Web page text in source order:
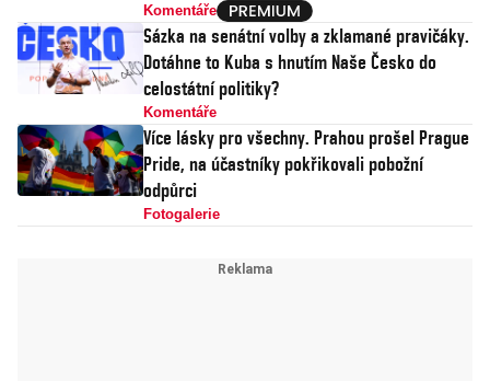
Komentáře
Sázka na senátní volby a zklamané pravičáky.
Dotáhne to Kuba s hnutím Naše Česko do
celostátní politiky?
Komentáře
Více lásky pro všechny. Prahou prošel Prague
Pride, na účastníky pokřikovali pobožní
odpůrci
Fotogalerie